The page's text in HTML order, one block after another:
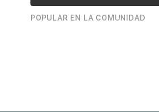
POPULAR EN LA COMUNIDAD